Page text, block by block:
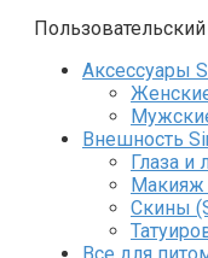
Аксессуары
Внешность
Глаза и
Макияж
Скины